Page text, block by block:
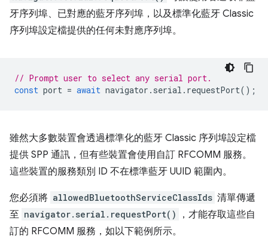
牙序列埠、已對應的藍牙序列埠，以及標準化藍牙 Classic
序列埠設定檔提供的任何未對應序列埠。
// Prompt user to select any serial port.
const port = await navigator . serial . requestPort();
雖然大多數裝置會透過標準化的藍牙 Classic 序列埠設定檔
提供 SPP 通訊，但有些裝置會使用自訂 RFCOMM 服務。
這些裝置的服務類別 ID 不在標準藍牙 UUID 範圍內。
您必須將 allowedBluetoothServiceClassIds 清單傳遞
至 navigator.serial.requestPort()
，才能存取這些自
訂的 RFCOMM 服務，如以下範例所示。